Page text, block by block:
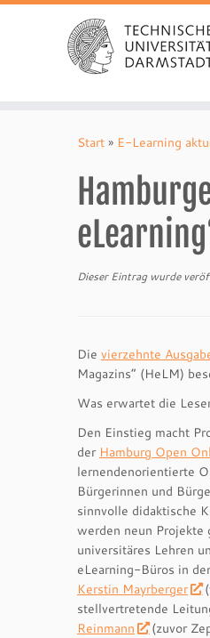
Start » E-Learning
Dieser Eintrag wurde
Die vierzehnte
Magazins“ (HeLM)
Was erwartet die
Den Einstieg macht
der Hamburg Open
lernendenorientierte
Bürgerinnen und
sinnvolle didaktische
werden neun
universitäres Lehren
eLearning-Büros in
Kerstin Mayrberger
stellvertretende
Reinmann
(zuvor